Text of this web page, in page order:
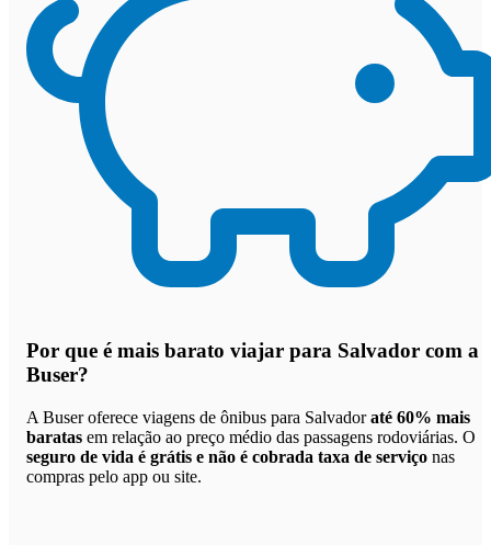
Por que é mais barato viajar para Salvador com a
Buser?
A Buser oferece viagens de ônibus para Salvadoraté 60% mais
baratas em relação ao preço médio das passagens rodoviárias. O
seguro de vida é grátis e não é cobrada taxa de serviço nas
compras pelo app ou site.